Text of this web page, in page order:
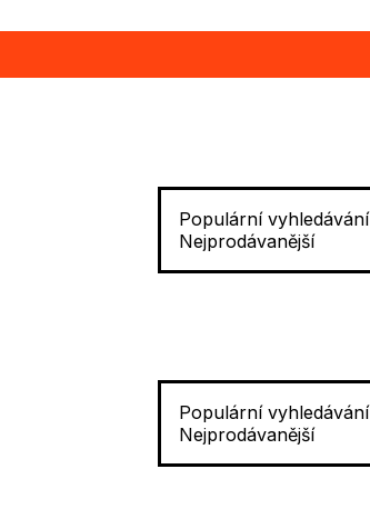
Populární vyhledávání
Nejprodávanější
Populární vyhledávání
Nejprodávanější